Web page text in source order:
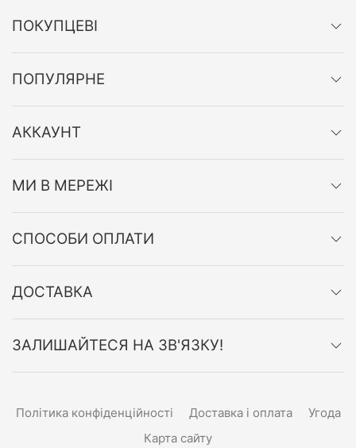
ПОКУПЦЕВІ
ПОПУЛЯРНЕ
АККАУНТ
МИ В МЕРЕЖІ
СПОСОБИ ОПЛАТИ
ДОСТАВКА
ЗАЛИШАЙТЕСЯ НА ЗВ'ЯЗКУ!
Політика конфіденційності Доставка і оплата
Угода
Карта сайту